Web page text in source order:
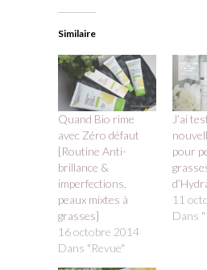
Similaire
Quand Bio rime
avec Zéro défaut
[Routine Anti-
brillance &
imperfections,
peaux mixtes à
grasses]
16 octobre 2014
Dans "Revue"
J’ai
pour
11
Dans